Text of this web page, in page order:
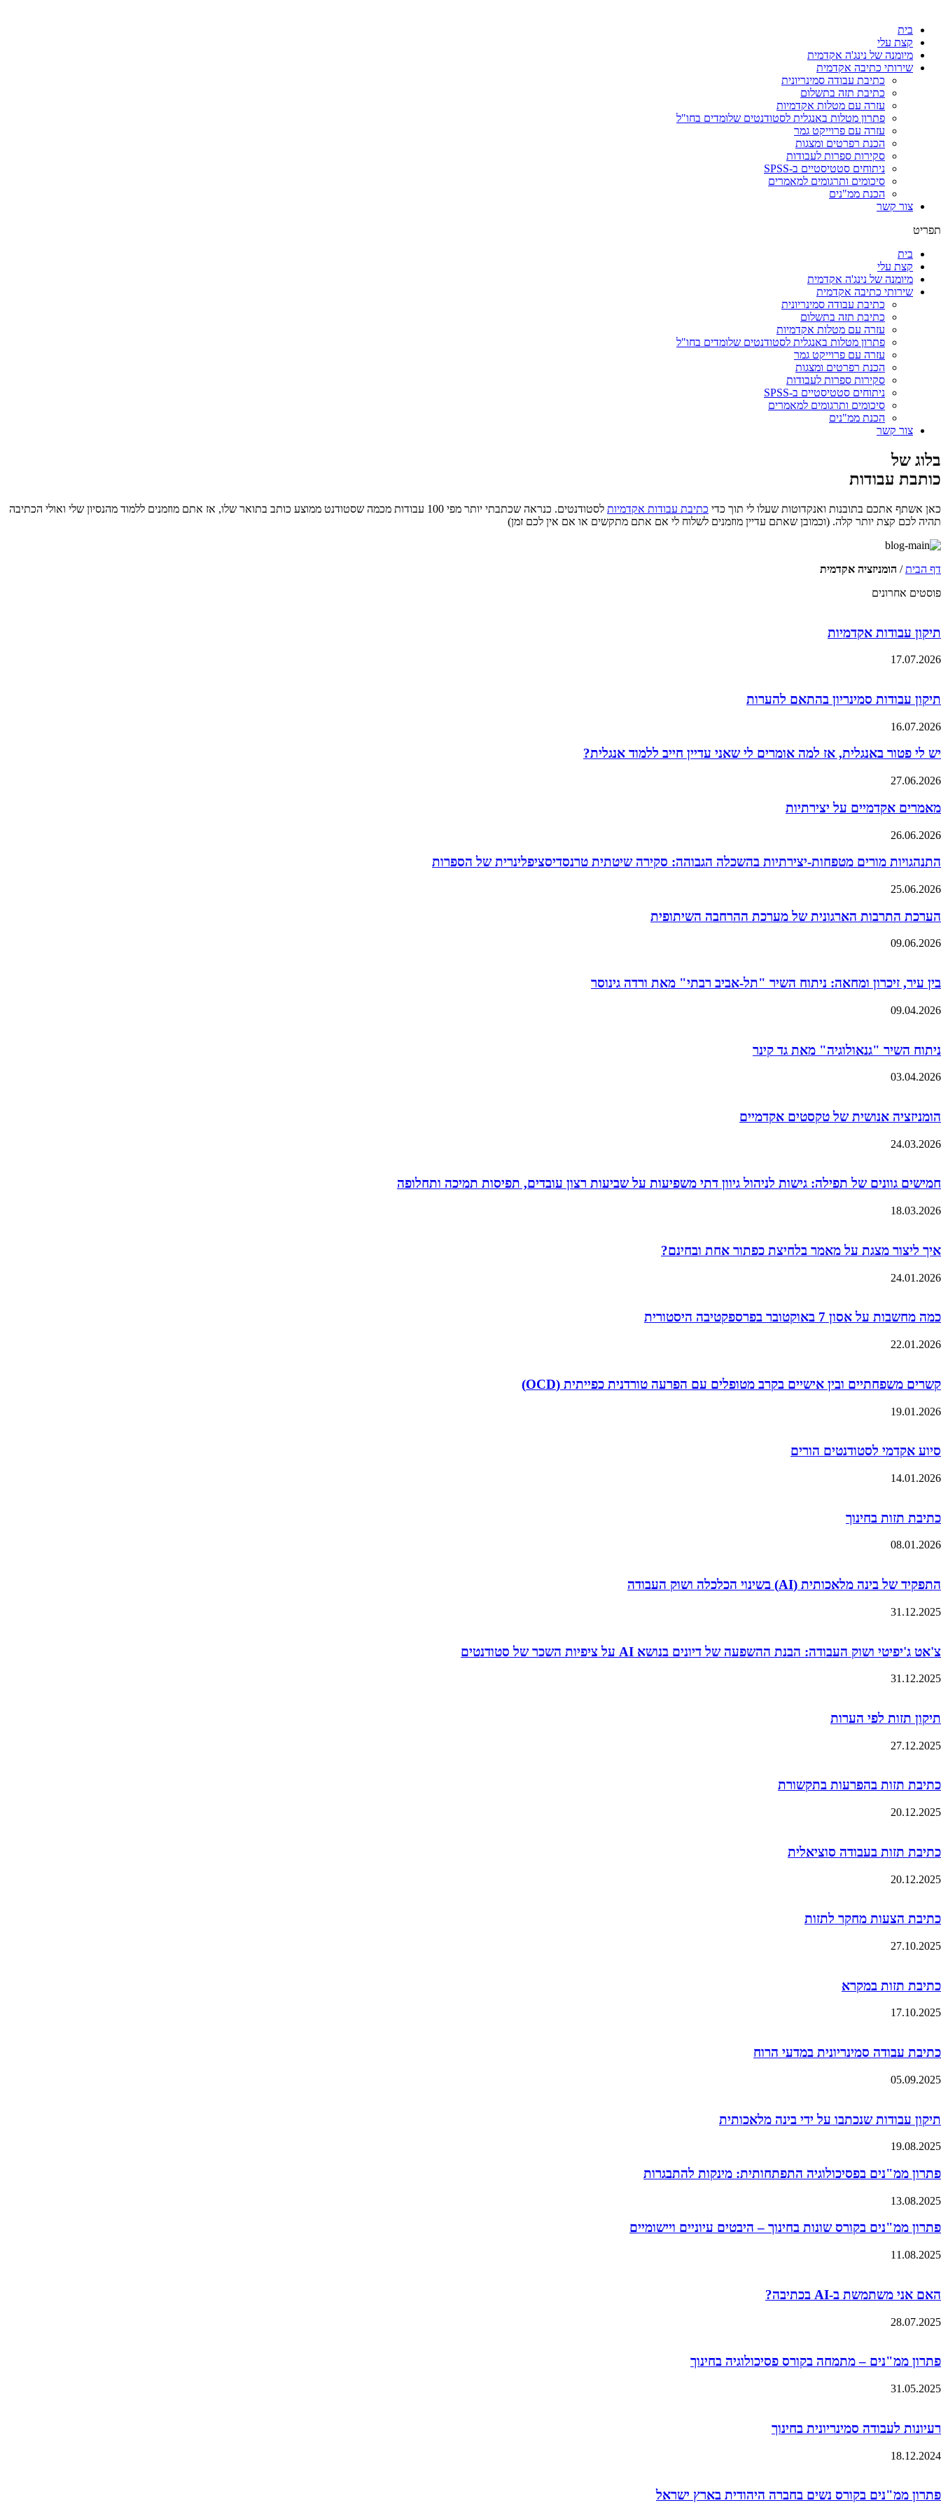
בית
קצת עלי
מיומנה של נינג'ה אקדמית
שירותי כתיבה אקדמית
כתיבת עבודה סמינריונית
כתיבת תזה בתשלום
עזרה עם מטלות אקדמיות
פתרון מטלות באנגלית לסטודנטים שלומדים בחו"ל
עזרה עם פרוייקט גמר
הכנת רפרטים ומצגות
סקירות ספרות לעבודות
ניתוחים סטטיסטיים ב-SPSS
סיכומים ותרגומים למאמרים
הכנת ממ"נים
צור קשר
תפריט
בית
קצת עלי
מיומנה של נינג'ה אקדמית
שירותי כתיבה אקדמית
כתיבת עבודה סמינריונית
כתיבת תזה בתשלום
עזרה עם מטלות אקדמיות
פתרון מטלות באנגלית לסטודנטים שלומדים בחו"ל
עזרה עם פרוייקט גמר
הכנת רפרטים ומצגות
סקירות ספרות לעבודות
ניתוחים סטטיסטיים ב-SPSS
סיכומים ותרגומים למאמרים
הכנת ממ"נים
צור קשר
בלוג של
כותבת עבודות
כאן אשתף אתכם בתובנות ואנקדוטות שעלו לי תוך כדי כתיבת עבודות אקדמיות
לסטודנטים. כנראה שכתבתי יותר מפי 100 עבודות מכמה שסטודנט ממוצע כותב בתואר שלו, אז אתם מוזמנים ללמוד מהנסיון שלי ואולי הכתיבה
תהיה לכם קצת יותר קלה. (וכמובן שאתם עדיין מוזמנים לשלוח לי אם אתם מתקשים או אם אין לכם זמן)
דף הבית/ הומניזציה אקדמית
פוסטים אחרונים
תיקון עבודות אקדמיות
17.07.2026
תיקון עבודות סמינריון בהתאם להערות
16.07.2026
יש לי פטור באנגלית, אז למה אומרים לי שאני עדיין חייב ללמוד אנגלית?
27.06.2026
מאמרים אקדמיים על יצירתיות
26.06.2026
התנהגויות מורים מטפחות-יצירתיות בהשכלה הגבוהה: סקירה שיטתית טרנסדיסציפלינרית של הספרות
25.06.2026
הערכת התרבות הארגונית של מערכת ההרחבה השיתופית
09.06.2026
בין עיר, זיכרון ומחאה: ניתוח השיר "תל-אביב רבתי" מאת ורדה גינוסר
09.04.2026
ניתוח השיר "גנאולוגיה" מאת גד קינר
03.04.2026
הומניזציה אנושית של טקסטים אקדמיים
24.03.2026
חמישים גוונים של תפילה: גישות לניהול גיוון דתי משפיעות על שביעות רצון עובדים, תפיסות תמיכה ותחלופה
18.03.2026
איך ליצור מצגת על מאמר בלחיצת כפתור אחת ובחינם?
24.01.2026
כמה מחשבות על אסון 7 באוקטובר בפרספקטיבה היסטורית
22.01.2026
קשרים משפחתיים ובין אישיים בקרב מטופלים עם הפרעה טורדנית כפייתית (OCD)
19.01.2026
סיוע אקדמי לסטודנטים הורים
14.01.2026
כתיבת תזות בחינוך
08.01.2026
התפקיד של בינה מלאכותית (AI) בשינוי הכלכלה ושוק העבודה
31.12.2025
צ'אט ג'יפיטי ושוק העבודה: הבנת ההשפעה של דיונים בנושא AI על ציפיות השכר של סטודנטים
31.12.2025
תיקון תזות לפי הערות
27.12.2025
כתיבת תזות בהפרעות בתקשורת
20.12.2025
כתיבת תזות בעבודה סוציאלית
20.12.2025
כתיבת הצעות מחקר לתזות
27.10.2025
כתיבת תזות במקרא
17.10.2025
כתיבת עבודה סמינריונית במדעי הרוח
05.09.2025
תיקון עבודות שנכתבו על ידי בינה מלאכותית
19.08.2025
פתרון ממ"נים בפסיכולוגיה התפתחותית: מינקות להתבגרות
13.08.2025
פתרון ממ"נים בקורס שונות בחינוך – היבטים עיוניים ויישומיים
11.08.2025
האם אני משתמשת ב-AI בכתיבה?
28.07.2025
פתרון ממ"נים – מתמחה בקורס פסיכולוגיה בחינוך
31.05.2025
רעיונות לעבודה סמינריונית בחינוך
18.12.2024
פתרון ממ"נים בקורס נשים בחברה היהודית בארץ ישראל